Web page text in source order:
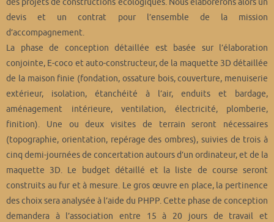
devis et un contrat pour l’ensemble de la mission
d’accompagnement.
La phase de conception détaillée est basée sur l’élaboration
conjointe, E-coco et auto-constructeur, de la maquette 3D détaillée
de la maison finie (fondation, ossature bois, couverture, menuiserie
extérieur, isolation, étanchéité à l’air, enduits et bardage,
aménagement intérieure, ventilation, électricité, plomberie,
finition). Une ou deux visites de terrain seront nécessaires
(topographie, orientation, repérage des ombres), suivies de trois à
cinq demi-journées de concertation autours d’un ordinateur, et de la
maquette 3D. Le budget détaillé et la liste de course seront
construits au fur et à mesure. Le gros œuvre en place, la pertinence
des choix sera analysée à l’aide du PHPP. Cette phase de conception
demandera à l’association entre 15 à 20 jours de travail et